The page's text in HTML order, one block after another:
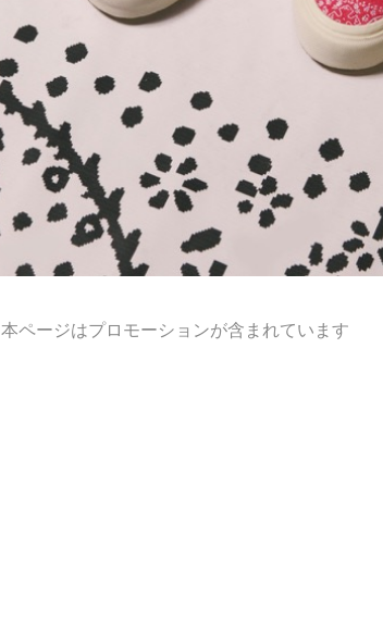
本ページはプロモーションが含まれています